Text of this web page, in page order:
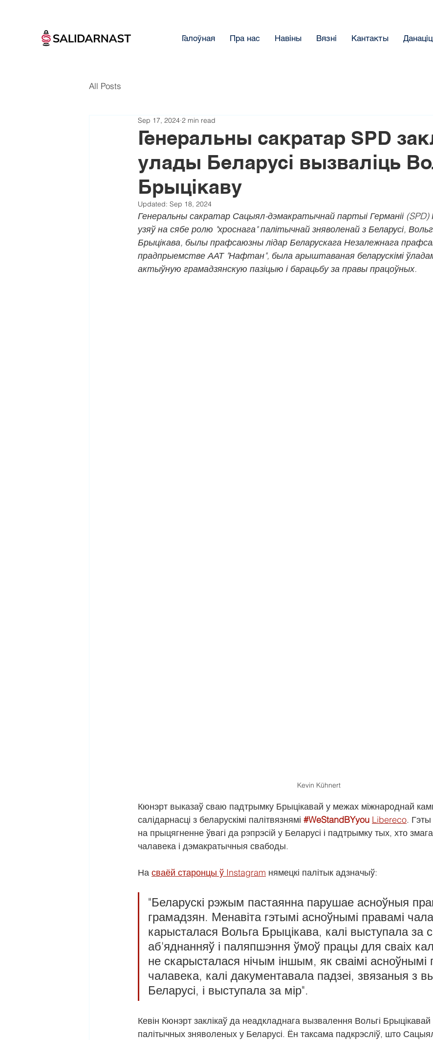
Галоўная Пра нас Навіны Вязнi Кантакты
All Posts
Генеральны сакратар SPD
улады Беларусі вызваліць
Брыцікаву
Sep 17, 2024 2 min read
Updated: Sep 18, 2024
Генеральны сакратар Сацыял-дэмакратычнай партыі Германіі
узяў на сябе ролю "хроснага" палітычнай зняволенай з Беларусі,
Брыцікава, былы прафсаюзны лідар Беларускага Незалежнага
прадпрыемстве ААТ "Нафтан", была арыштаваная беларускімі
актыўную грамадзянскую пазіцыю і барацьбу за правы працоўных.
Kevin Kühnert
Кюнэрт выказаў сваю падтрымку Брыцікавай у межах міжнароднай
салідарнасці з беларускімі палітвязнямі #WeStandBYyou Libereco. Гэты
на прыцягненне ўвагі да рэпрэсій у Беларусі і падтрымку тых, хто
чалавека і дэмакратычныя свабоды.
На сваёй старонцы ў Instagram нямецкі палітык адзначыў:
"Беларускі рэжым пастаянна парушае асноўныя
грамадзян. Менавіта гэтымі асноўнымі правамі
карысталася Вольга Брыцікава, калі выступала за
аб'яднанняў і паляпшэння ўмоў працы для сваіх
не скарысталася нічым іншым, як сваімі асноўнымі
чалавека, калі дакументавала падзеі, звязаныя з
Беларусі, і выступала за мір".
Кевін Кюнэрт заклікаў да неадкладнага вызвалення Вольгі Брыцікавай
палітычных зняволеных у Беларусі. Ён таксама падкрэсліў, што